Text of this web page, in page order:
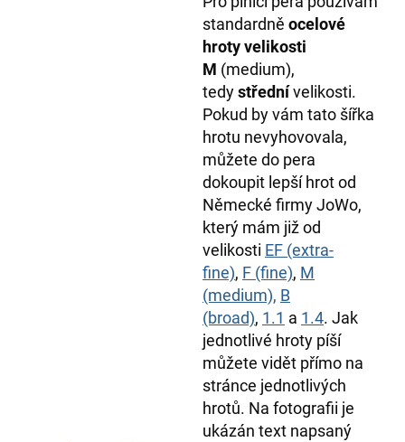
standardně ocelové
hroty velikosti
M (medium),
tedystřednívelikosti.
Pokud by vám tato šířka
hrotu nevyhovovala,
můžete do pera
dokoupit lepší hrot od
Německé firmy JoWo,
který mám již od
velikosti EF (extra-
fine), F (fine), M
(medium), B
(broad), 1.1 a 1.4. Jak
jednotlivé hroty píší
můžete vidět přímo na
stránce jednotlivých
hrotů. Na fotografii je
ukázán text napsaný